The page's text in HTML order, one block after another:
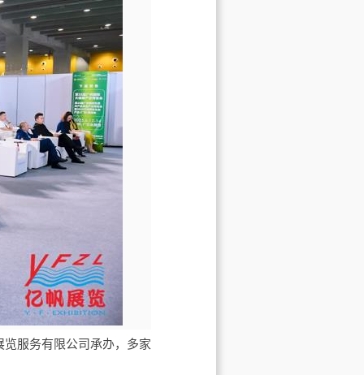
服务有限公司承办，多家